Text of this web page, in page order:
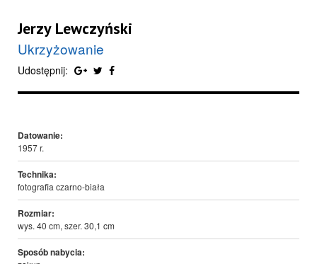
Jerzy Lewczyński
Ukrzyżowanie
Udostępnij:
Datowanie:
1957 r.
Technika:
fotografia czarno-biała
Rozmiar:
wys. 40 cm, szer. 30,1 cm
Sposób nabycia: